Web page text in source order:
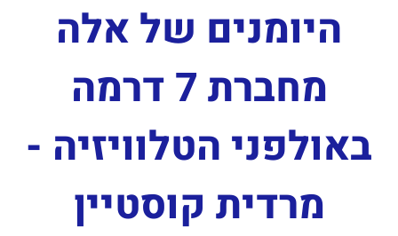
היומנים של אלה
מחברת 7 דרמה
באולפני הטלוויזיה -
מרדית קוסטיין